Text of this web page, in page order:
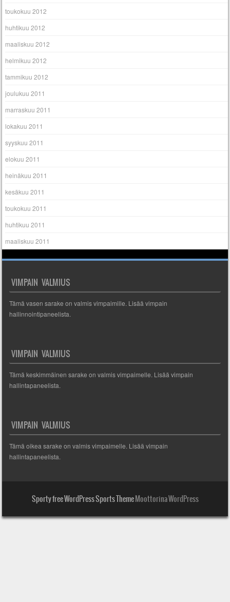
toukokuu 2012
huhtikuu 2012
maaliskuu 2012
helmikuu 2012
tammikuu 2012
joulukuu 2011
marraskuu 2011
lokakuu 2011
syyskuu 2011
elokuu 2011
heinäkuu 2011
kesäkuu 2011
toukokuu 2011
huhtikuu 2011
maaliskuu 2011
VIMPAIN VALMIUS
Tämä vasen sarake on valmis vimpaimille. Lisää vimpain
hallinnointipaneelista.
VIMPAIN VALMIUS
Tämä keskimmäinen sarake on valmis vimpaimelle. Lisää vimpain
hallintapaneelista.
VIMPAIN VALMIUS
Tämä oikea sarake on valmis vimpaimelle. Lisää vimpain
hallintapaneelista.
Sporty free WordPress Sports ThemeMoottorina WordPress